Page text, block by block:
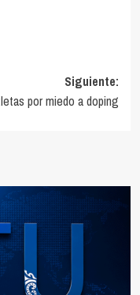
Siguiente:
por miedo a doping